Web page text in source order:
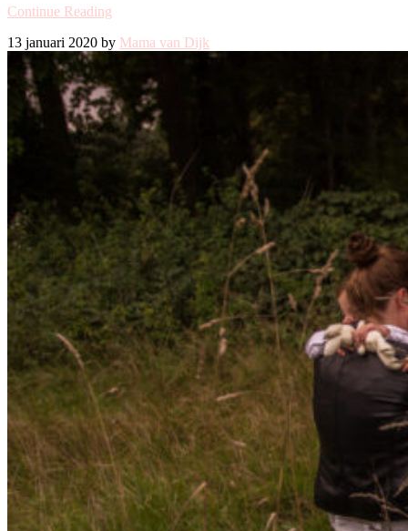
Continue Reading
13 januari 2020 by Mama van Dijk